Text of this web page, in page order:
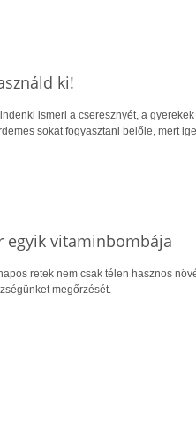
ki!
ismeri a cseresznyét, a
sokat fogyasztani belőle, mert
egyik vitaminbombája
retek nem csak télen hasznos
megőrzését.